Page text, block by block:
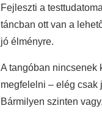
Fejleszti a
táncban ott van a
jó élményre.
A tangóban nincsenek
megfelelni – elég csak
Bármilyen szinten